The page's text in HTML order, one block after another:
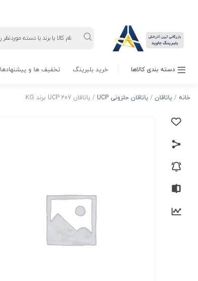
search
دسته بندی کالاها خرید بلبرینگ تخفیف ها و پیشنهادها
خانه / یاتاقان / یاتاقان حلزونی UCP / یاتاقان UCP 207 برند KG